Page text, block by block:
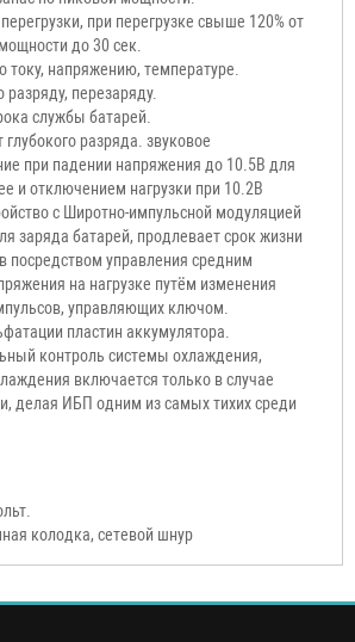
при перегрузке свыше 120% от
до 30 сек.
напряжению, температуре.
перезаряду.
службы батарей.
разряда. звуковое
при падении напряжения до 10.5В для
и отключением нагрузки при 10.2В
с Широтно-импульсной модуляцией
заряда батарей, продлевает срок жизни
посредством управления средним
на нагрузке путём изменения
управляющих ключом.
пластин аккумулятора.
контроль системы охлаждения,
включается только в случае
делая ИБП одним из самых тихих среди
колодка, сетевой шнур